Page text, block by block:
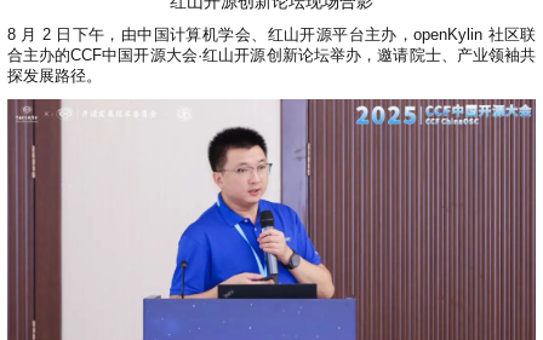
e
n
K
l
8 月 2 日下午，由中国计算机学会、红山开源平台主办，openKylin 社区联
合主办的CCF中国开源大会·红山开源创新论坛举办，邀请院士、产业领袖共
探发展路径。